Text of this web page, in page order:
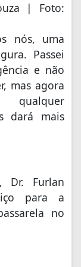
| Foto:
nós, uma
Passei
e não
mas agora
qualquer
dará mais
Dr. Furlan
para a
no